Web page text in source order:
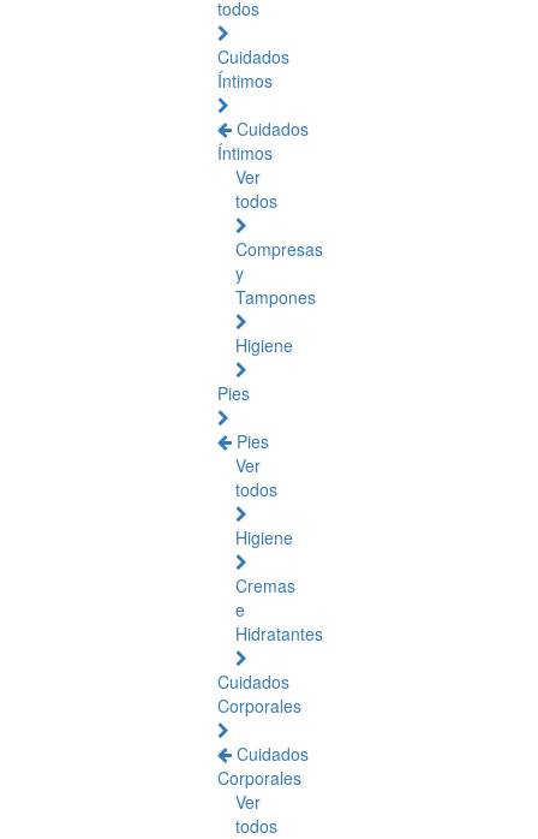
todos
Cuidados
Íntimos
Cuidados
Íntimos
Ver
todos
Compresas
y
Tampones
Higiene
Pies
Pies
Ver
todos
Higiene
Cremas
e
Hidratantes
Cuidados
Corporales
Cuidados
Corporales
Ver
todos